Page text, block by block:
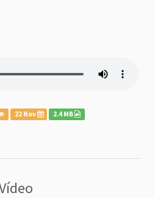
22 Nov 2.4 MB